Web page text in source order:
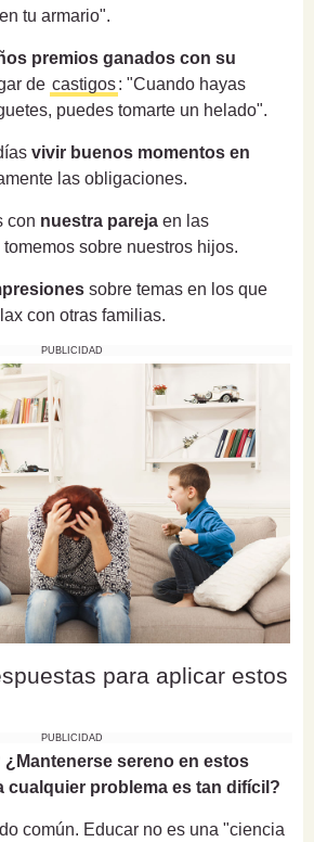
tu armario".
premios ganados con su
de castigos: "Cuando hayas
puedes tomarte un helado".
vivir buenos momentos en
las obligaciones.
con nuestra pareja en las
sobre nuestros hijos.
sobre temas en los que
con otras familias.
PUBLICIDAD
para aplicar estos
PUBLICIDAD
¿Mantenerse sereno en estos
cualquier problema es tan difícil?
común. Educar no es una "ciencia